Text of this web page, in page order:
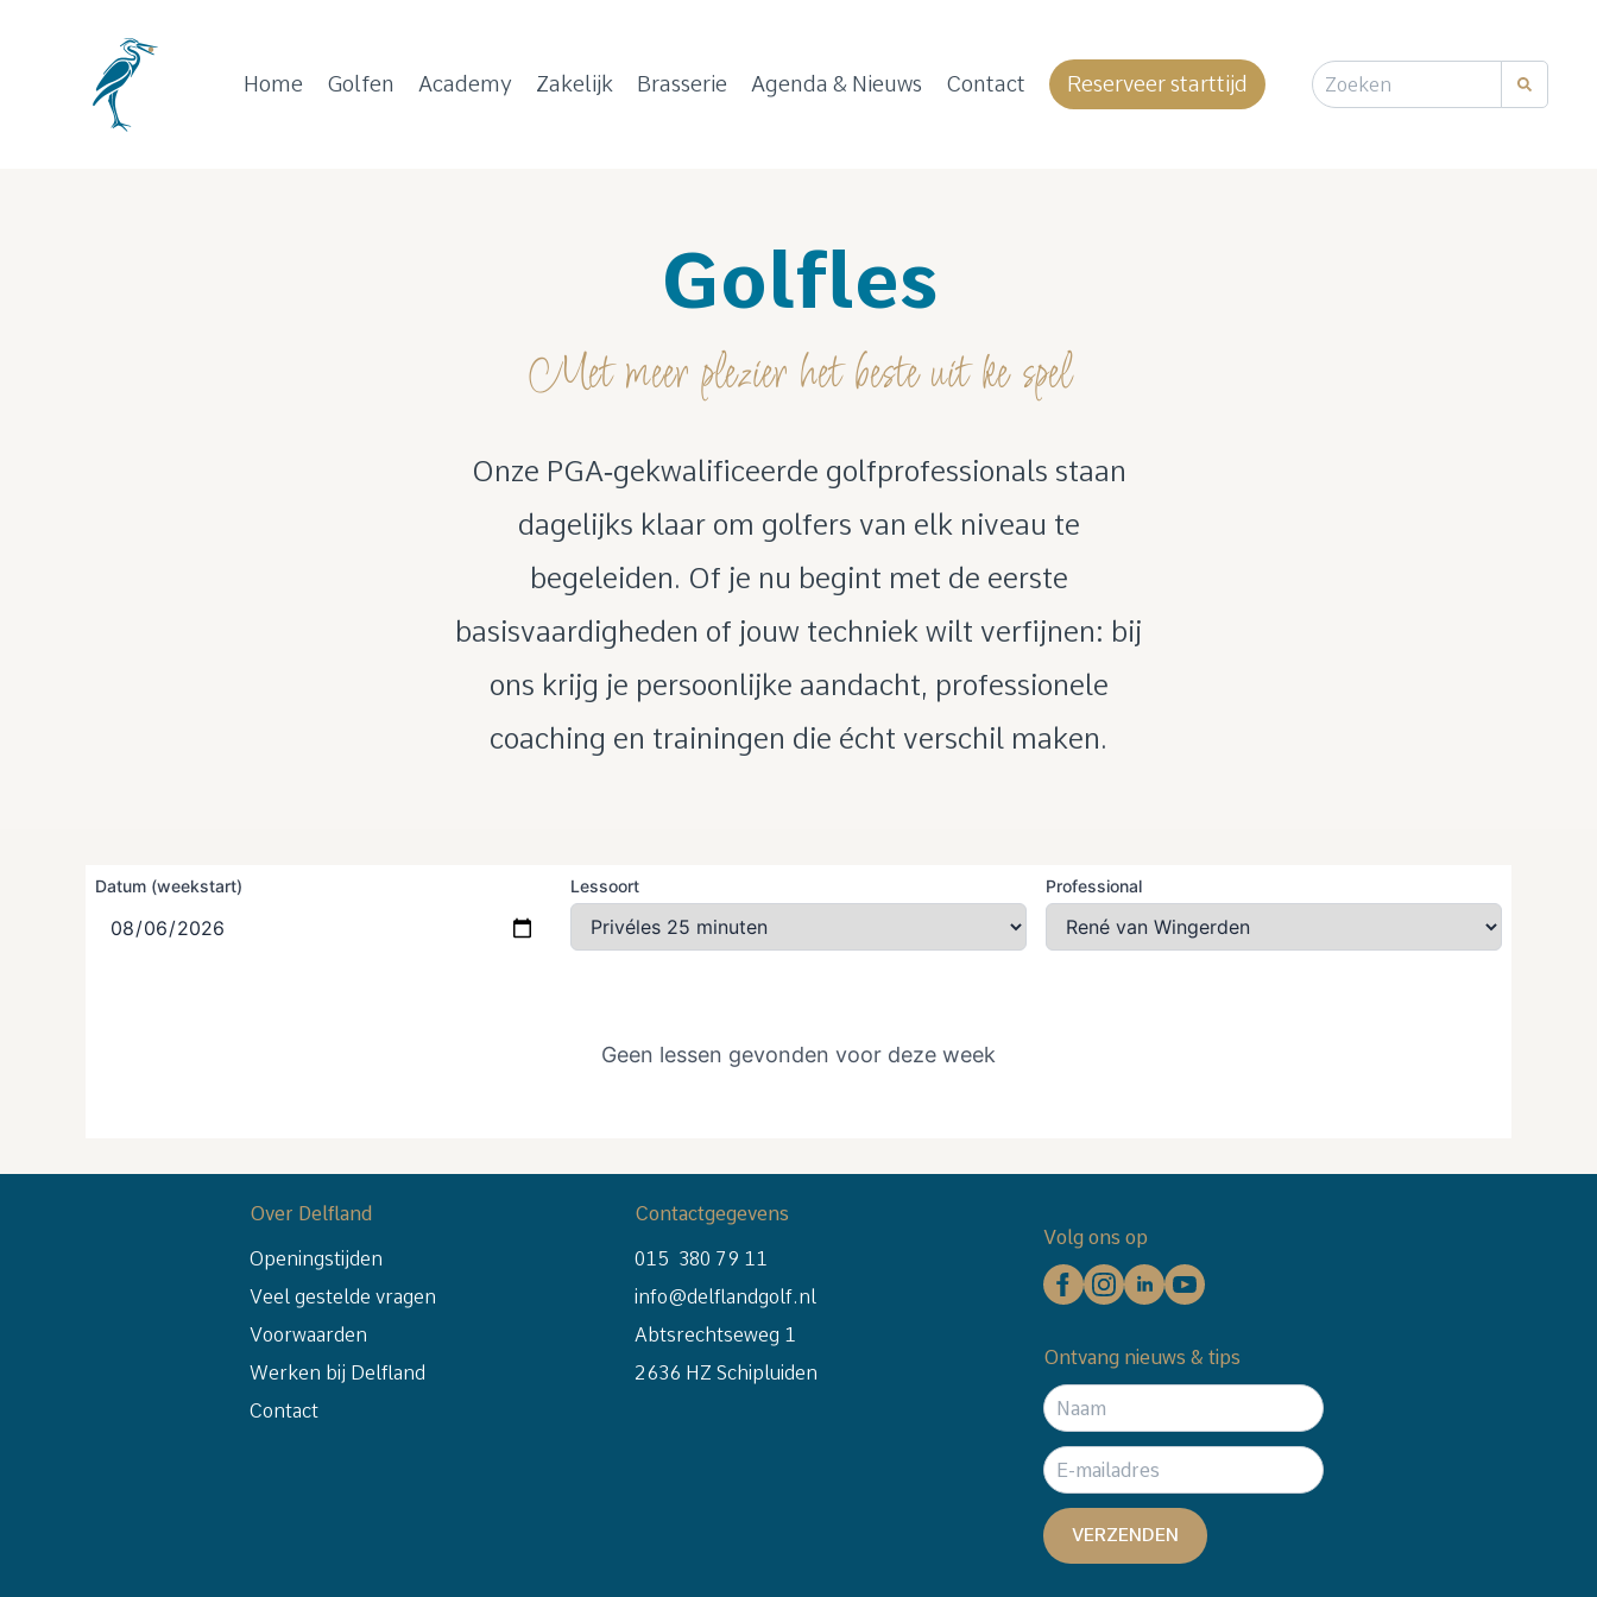
Home Golfen Academy Zakelijk Brasserie Agenda & Nieuws Contact Reserveer starttijd
Golfles
Met meer plezier het beste uit ke spel
Onze PGA‑gekwalificeerde golfprofessionals staan
dagelijks klaar om golfers van elk niveau te
begeleiden. Of je nu begint met de eerste
basisvaardigheden of jouw techniek wilt verfijnen: bij
ons krijg je persoonlijke aandacht, professionele
coaching en trainingen die écht verschil maken.
Datum (weekstart) Lessoort Professional
Geen lessen gevonden voor deze week
Over Delfland
Openingstijden
Veel gestelde vragen
Voorwaarden
Werken bij Delfland
Contact
Contactgegevens
015 380 79 11
info@delflandgolf.nl
Abtsrechtseweg 1
2636 HZ Schipluiden
Volg ons op
Ontvang nieuws & tips
VERZENDEN